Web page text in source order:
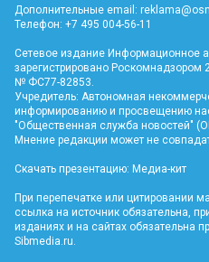
Дополнительные email:
Телефон: +7 495 004-56-11
Сетевое издание Информационное
зарегистрировано Роскомнадзором
№ ФС77-82853.
Учредитель: Автономная
информированию и просвещению
"Общественная служба новостей"
Мнение редакции может не
Скачать презентацию: Медиа-кит
При перепечатке или цитировании
ссылка на источник обязательна,
изданиях и на сайтах обязательна
Sibmedia.ru